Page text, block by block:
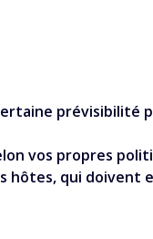
prévisibilité
vos propres
hôtes, qui doivent